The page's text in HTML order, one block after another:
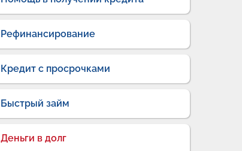
Рефинансирование
Кредит с просрочками
Быстрый займ
Деньги в долг